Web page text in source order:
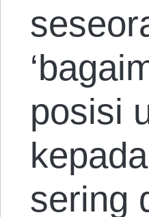
posisi
sering